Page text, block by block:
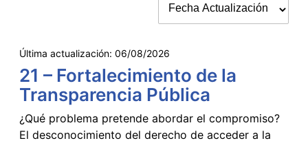
Última actualización: 06/08/2026
21 – Fortalecimiento de la
Transparencia Pública
¿Qué problema pretende abordar el compromiso?
El desconocimiento del derecho de acceder a la